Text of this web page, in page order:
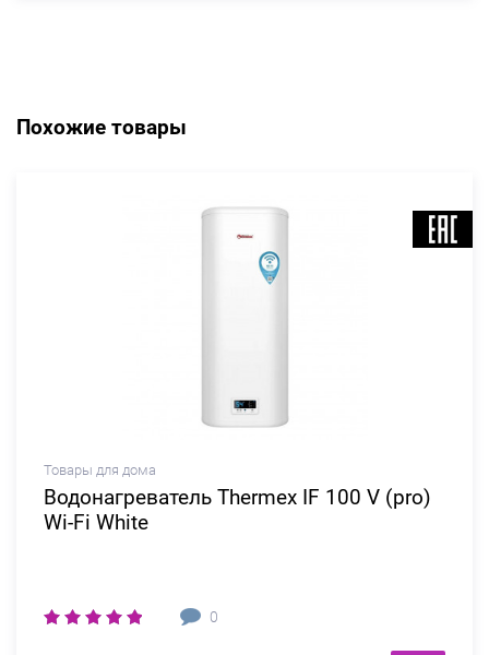
Похожие товары
Товары для дома
Водонагреватель Thermex IF 100 V (pro)
Wi-Fi White
0